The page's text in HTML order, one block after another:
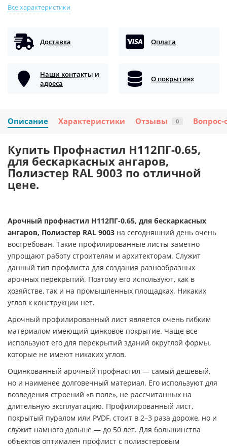
Все характеристики
Доставка Оплата
Наши контакты и
адреса
О покрытиях
Описание Характеристики Отзывы 0 Вопрос-
Купить Профнастил H112ПГ-0.65,
для бескаркасных ангаров,
Полиэстер RAL 9003 по отличной
цене.
Арочный профнастил H112ПГ-0.65, для бескаркасных
ангаров, Полиэстер RAL 9003 на сегодняшний день очень
востребован. Такие профилированные листы заметно
упрощают работу строителям и архитекторам. Служит
данный тип профлиста для создания разнообразных
арочных перекрытий. Поэтому его используют, как в
хозяйстве, так и на промышленных площадках. Никаких
углов к конструкции нет.
Арочный профилированный лист является очень гибким
материалом имеющий цинковое покрытие. Чаще все
используют его для перекрытий зданий округлой формы,
которые не имеют никаких углов.
Оцинкованный арочный профнастил — самый дешевый,
но и наименее долговечный материал. Его используют для
возведения строений «в поле», не рассчитанных на
длительную эксплуатацию. Профилированный лист,
покрытый пуралом или PVDF, стоит в 2–3 раза дороже, но и
служит намного дольше — до 50 лет. Для большинства
объектов оптимален профлист с полиэстеровым